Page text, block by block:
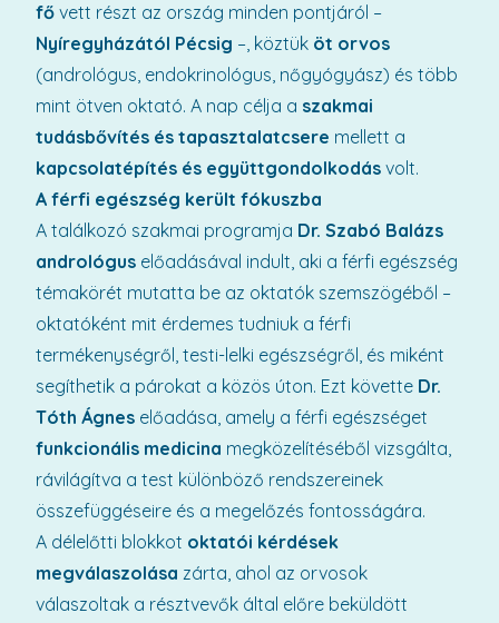
fő vett részt az ország minden pontjáról –
Nyíregyházától Pécsig –, köztük öt orvos
(andrológus, endokrinológus, nőgyógyász) és több
mint ötven oktató. A nap célja a szakmai
tudásbővítés és tapasztalatcsere mellett a
kapcsolatépítés és együttgondolkodás volt.
A férfi egészség került fókuszba
A találkozó szakmai programja Dr. Szabó Balázs
andrológus előadásával indult, aki a férfi egészség
témakörét mutatta be az oktatók szemszögéből –
oktatóként mit érdemes tudniuk a férfi
termékenységről, testi-lelki egészségről, és miként
segíthetik a párokat a közös úton. Ezt követte Dr.
Tóth Ágnes előadása, amely a férfi egészséget
funkcionális medicina megközelítéséből vizsgálta,
rávilágítva a test különböző rendszereinek
összefüggéseire és a megelőzés fontosságára.
A délelőtti blokkot oktatói kérdések
megválaszolása zárta, ahol az orvosok
válaszoltak a résztvevők által előre beküldött